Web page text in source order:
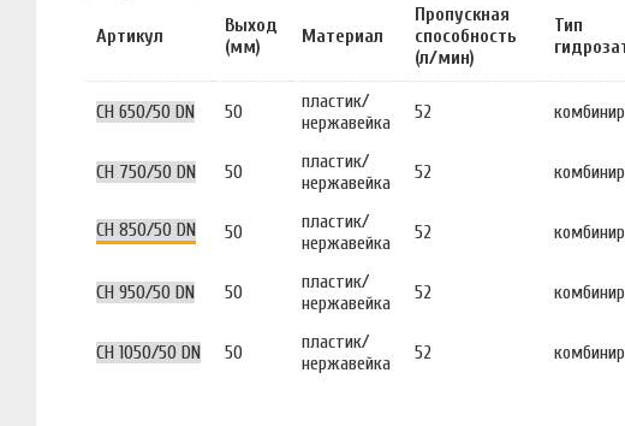
Артикул
Выход
(мм)
Материал
Пропускная
способность
(л/мин)
Тип
CH 650/50 DN 50
пластик/
нержавейка
52
CH 750/50 DN 50
пластик/
нержавейка
52
CH 850/50 DN 50
пластик/
нержавейка
52
CH 950/50 DN 50
пластик/
нержавейка
52
CH 1050/50 DN 50
пластик/
нержавейка
52